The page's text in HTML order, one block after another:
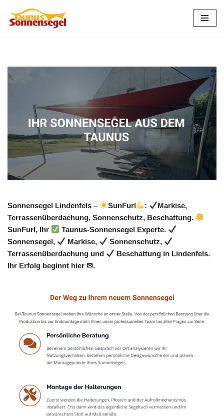
Zum
Sonnensegel Lindenfels – SunFurl :
Markise,
Terrassenüberdachung, Sonnenschutz, Beschattung.
SunFurl, Ihr
Taunus-Sonnensegel Experte.
Sonnensegel,
Markise,
Sonnenschutz,
Terrassenüberdachung und
Beschattung in Lindenfels.
Ihr Erfolg beginnt hier ✉.